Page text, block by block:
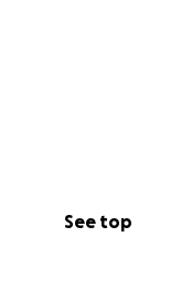
See top